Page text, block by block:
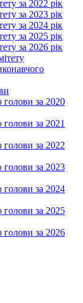
за 2022 рік
за 2023 рік
за 2024 рік
за 2025 рік
за 2026 рік
за 2020
за 2021
за 2022
за 2023
за 2024
за 2025
за 2026